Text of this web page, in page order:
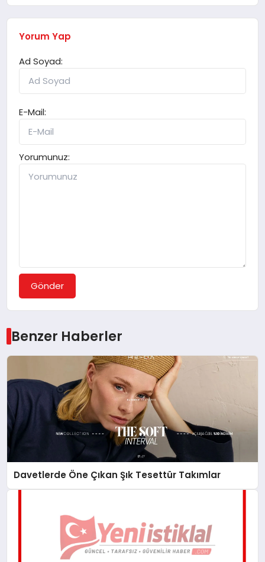
Yorum Yap
Ad Soyad:
E-Mail:
Yorumunuz:
Gönder
Benzer Haberler
Davetlerde Öne Çıkan Şık Tesettür Takımlar